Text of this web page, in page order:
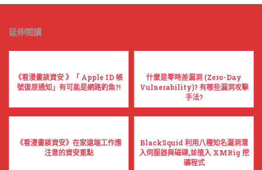
延伸閱讀
《看漫畫談資安 》「 Apple ID 帳
號復原通知」有可能是網路釣魚?!
什麼是零時差漏洞 (Zero-Day
Vulnerability)? 有哪些漏洞攻擊
手法?
《看漫畫談資安》在家遠端工作應
注意的資安重點
BlackSquid 利用八種知名漏洞潛
入伺服器與磁碟,並植入 XMRig 挖
礦程式